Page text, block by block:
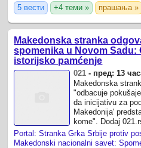
5 вести
+4 теми » прашања »
Makedonska stranka
spomenika u Novom Sadu:
istorijsko pamćenje
021 - пред: 13
Makedonska
"odbacuje
da inicijativu za
Makedonija'
kome". Dodaj
"Spomenik 'Majka